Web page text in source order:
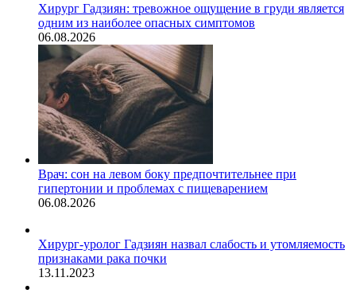
Хирург Гадзиян: тревожное ощущение в груди является
одним из наиболее опасных симптомов
06.08.2026
Врач: сон на левом боку предпочтительнее при
гипертонии и проблемах с пищеварением
06.08.2026
Хирург-уролог Гадзиян назвал слабость и утомляемость
признаками рака почки
13.11.2023